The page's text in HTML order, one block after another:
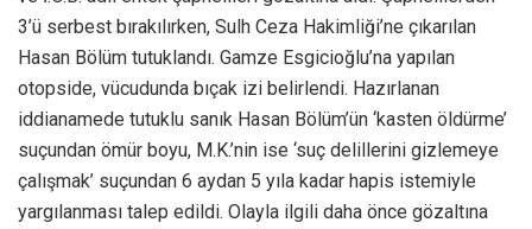
3’ü serbest bırakılırken, Sulh Ceza Hakimliği’ne çıkarılan
Hasan Bölüm tutuklandı. Gamze Esgicioğlu’na yapılan
otopside, vücudunda bıçak izi belirlendi. Hazırlanan
iddianamede tutuklu sanık Hasan Bölüm’ün ‘kasten öldürme’
suçundan ömür boyu, M.K.’nin ise ‘suç delillerini gizlemeye
çalışmak’ suçundan 6 aydan 5 yıla kadar hapis istemiyle
yargılanması talep edildi. Olayla ilgili daha önce gözaltına